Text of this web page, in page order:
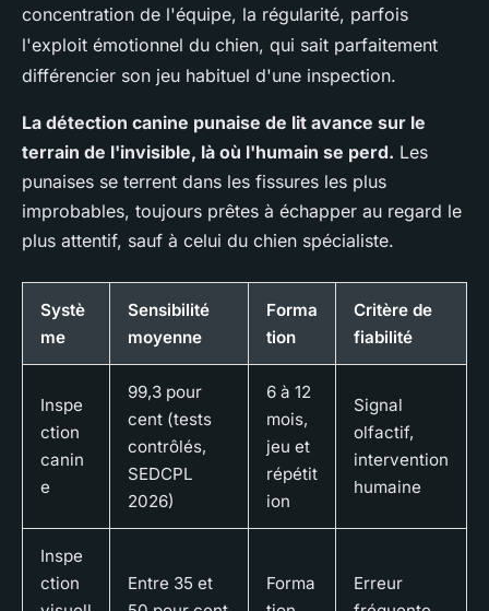
concentration de l'équipe, la régularité, parfois
l'exploit émotionnel du chien, qui sait parfaitement
différencier son jeu habituel d'une inspection.
La détection canine punaise de lit avance sur le
terrain de l'invisible, là où l'humain se perd. Les
punaises se terrent dans les fissures les plus
improbables, toujours prêtes à échapper au regard le
plus attentif, sauf à celui du chien spécialiste.
Systè
me
Sensibilité
moyenne
Forma
tion
Critère de
fiabilité
Inspe
ction
canin
e
99,3 pour
cent (tests
contrôlés,
SEDCPL
2026)
6 à 12
mois,
jeu et
répétit
ion
Signal
olfactif,
intervention
humaine
Inspe
ction
Entre 35 et
Forma
Erreur